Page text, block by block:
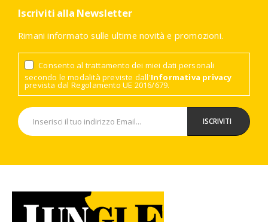
Iscriviti alla Newsletter
Rimani informato sulle ultime novità e promozioni.
Consento al trattamento dei miei dati personali
secondo le modalità previste dall'Informativa privacy
prevista dal Regolamento UE 2016/679.